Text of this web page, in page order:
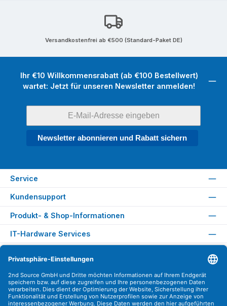
Versandkostenfrei ab €500 (Standard-Paket DE)
Ihr €10 Willkommensrabatt (ab €100 Bestellwert)
wartet: Jetzt für unseren Newsletter anmelden!
Newsletter abonnieren und Rabatt sichern
Service
Kundensupport
Produkt- & Shop-Informationen
IT-Hardware Services
Versandarten
Zahlungsarten